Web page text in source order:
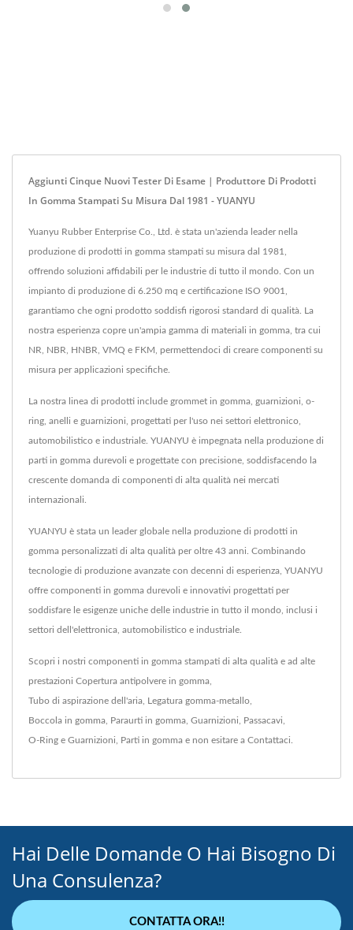
Aggiunti Cinque Nuovi Tester Di Esame | Produttore Di Prodotti
In Gomma Stampati Su Misura Dal 1981 - YUANYU
Yuanyu Rubber Enterprise Co., Ltd. è stata un'azienda leader nella
produzione di prodotti in gomma stampati su misura dal 1981,
offrendo soluzioni affidabili per le industrie di tutto il mondo. Con un
impianto di produzione di 6.250 mq e certificazione ISO 9001,
garantiamo che ogni prodotto soddisfi rigorosi standard di qualità. La
nostra esperienza copre un'ampia gamma di materiali in gomma, tra cui
NR, NBR, HNBR, VMQ e FKM, permettendoci di creare componenti su
misura per applicazioni specifiche.
La nostra linea di prodotti include grommet in gomma, guarnizioni, o-
ring, anelli e guarnizioni, progettati per l'uso nei settori elettronico,
automobilistico e industriale. YUANYU è impegnata nella produzione di
parti in gomma durevoli e progettate con precisione, soddisfacendo la
crescente domanda di componenti di alta qualità nei mercati
internazionali.
YUANYU è stata un leader globale nella produzione di prodotti in
gomma personalizzati di alta qualità per oltre 43 anni. Combinando
tecnologie di produzione avanzate con decenni di esperienza, YUANYU
offre componenti in gomma durevoli e innovativi progettati per
soddisfare le esigenze uniche delle industrie in tutto il mondo, inclusi i
settori dell'elettronica, automobilistico e industriale.
Scopri i nostri componenti in gomma stampati di alta qualità e ad alte
prestazioni Copertura antipolvere in gomma
Tubo di aspirazione dell'aria Legatura gomma-metallo
Boccola in gomma Paraurti in gomma Guarnizioni Passacavi
O-Ring e Guarnizioni Parti in gomma e non esitare a Contattaci
Hai Delle Domande O Hai Bisogno Di
Una Consulenza?
CONTATTA ORA!!